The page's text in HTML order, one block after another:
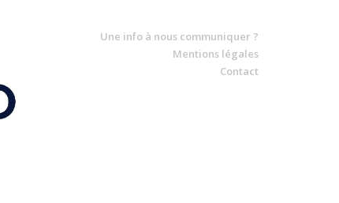
Une info à nous communiquer ?
Mentions légales
Contact